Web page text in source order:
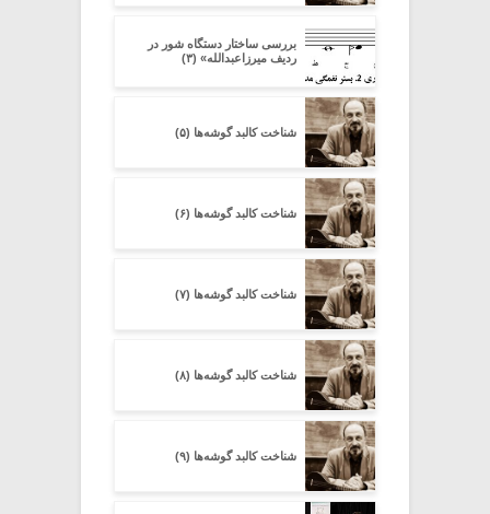
بررسی ساختار دستگاه شور در
ردیف میرزاعبدالله» (۳)
شناخت کالبد گوشه‌ها (۵)
شناخت کالبد گوشه‌ها (۶)
شناخت کالبد گوشه‌ها (۷)
شناخت کالبد گوشه‌ها (۸)
شناخت کالبد گوشه‌ها (۹)